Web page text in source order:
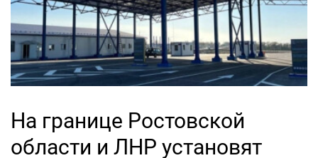
На границе Ростовской
области и ЛНР установят